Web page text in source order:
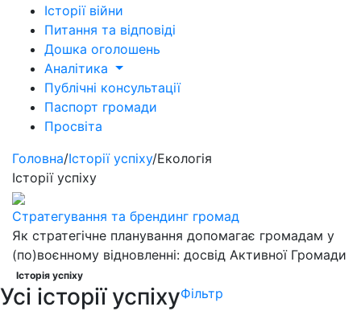
Історії війни
Питання та відповіді
Дошка оголошень
Аналітика
Публічні консультації
Паспорт громади
Просвіта
Головна/Історії успіху/Екологія
Історії успіху
Стратегування та брендинг громад
Як стратегічне планування допомагає громадам у
(по)воєнному відновленні: досвід Активної Громади
Історія успіху
Усі історії успіхуФільтр